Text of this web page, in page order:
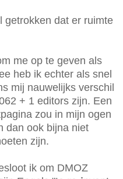
getrokken dat er ruimte
me op te geven als
heb ik echter als snel
mij nauwelijks verschil
+ 1 editors zijn. Een
zou in mijn ogen
dan ook bijna niet
zijn.
ik om DMOZ